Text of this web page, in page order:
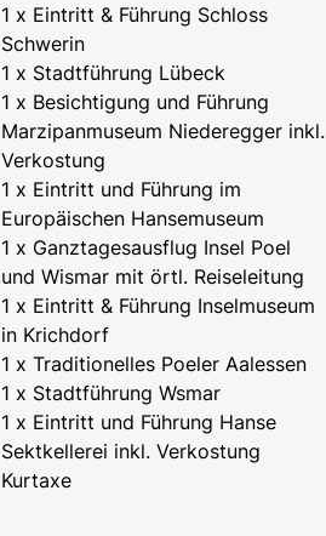
1 x Eintritt & Führung Schloss
Schwerin
1 x Stadtführung Lübeck
1 x Besichtigung und Führung
Marzipanmuseum Niederegger inkl.
Verkostung
1 x Eintritt und Führung im
Europäischen Hansemuseum
1 x Ganztagesausflug Insel Poel
und Wismar mit örtl. Reiseleitung
1 x Eintritt & Führung Inselmuseum
in Krichdorf
1 x Traditionelles Poeler Aalessen
1 x Stadtführung Wsmar
1 x Eintritt und Führung Hanse
Sektkellerei inkl. Verkostung
Kurtaxe